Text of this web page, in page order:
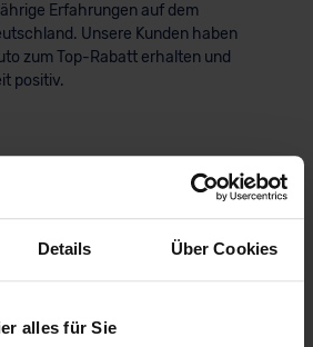
Details Über Cookies
alles für Sie
Erfahrungen auf dem
Unsere Kunden haben
zum Top-Rabatt erhalten und
positiv.